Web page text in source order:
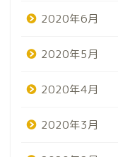
2020年6月
2020年5月
2020年4月
2020年3月